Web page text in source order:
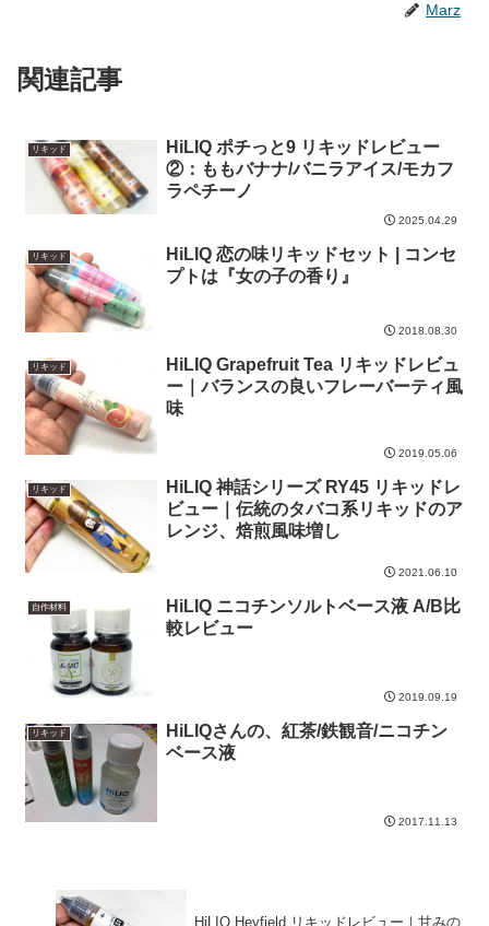
Marz
関連記事
リキッド
HiLIQ ポチっと9 リキッドレビュー
②：ももバナナ/バニラアイス/モカフ
ラペチーノ
2025.04.29
リキッド
HiLIQ 恋の味リキッドセット | コンセ
プトは『女の子の香り』
2018.08.30
リキッド
HiLIQ Grapefruit Tea リキッドレビュ
ー｜バランスの良いフレーバーティ風
味
2019.05.06
リキッド
HiLIQ 神話シリーズ RY45 リキッドレ
ビュー｜伝統のタバコ系リキッドのア
レンジ、焙煎風味増し
2021.06.10
自作材料
HiLIQ ニコチンソルトベース液 A/B比
較レビュー
2019.09.19
リキッド
HiLIQさんの、紅茶/鉄観音/ニコチン
ベース液
2017.11.13
HiLIQ Heyfield リキッドレビュー｜甘みの